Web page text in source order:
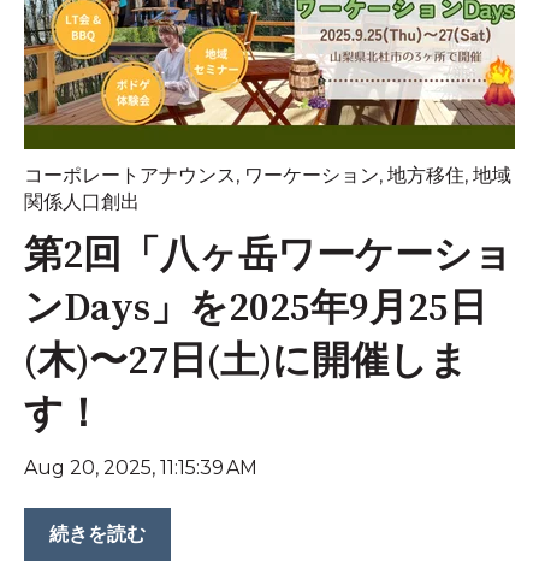
コーポレートアナウンス, ワーケーション, 地方移住, 地域
関係人口創出
第2回「八ヶ岳ワーケーショ
ンDays」を2025年9月25日
(木)〜27日(土)に開催しま
す！
Aug 20, 2025, 11:15:39 AM
続きを読む